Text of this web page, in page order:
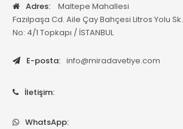
Adres:
Maltepe Mahallesi
Fazılpaşa Cd. Aile Çay Bahçesi Litros Yolu Sk.
No: 4/1 Topkapı / İSTANBUL
E-posta: info@miradavetiye.com
İletişim:
WhatsApp: